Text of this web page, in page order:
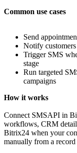
Common use cases
Send
Notify
Trigger SMS
stage
Run targeted
campaigns
How it works
Connect SMSAPI in
workflows, CRM
Bitrix24 when your
manually from a record